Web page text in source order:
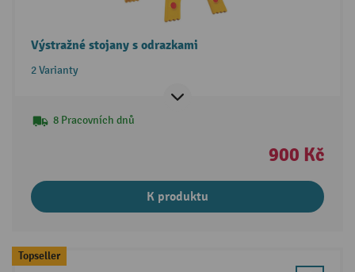
Výstražné stojany s odrazkami
2 Varianty
8 Pracovních dnů
900 Kč
K produktu
Topseller